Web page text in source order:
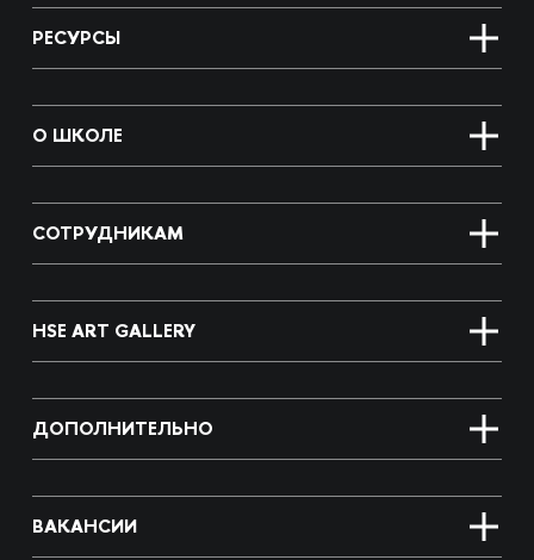
РЕСУРСЫ
О ШКОЛЕ
СОТРУДНИКАМ
HSE ART GALLERY
ДОПОЛНИТЕЛЬНО
ВАКАНСИИ